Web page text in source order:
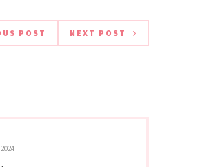
POST NEXT POST